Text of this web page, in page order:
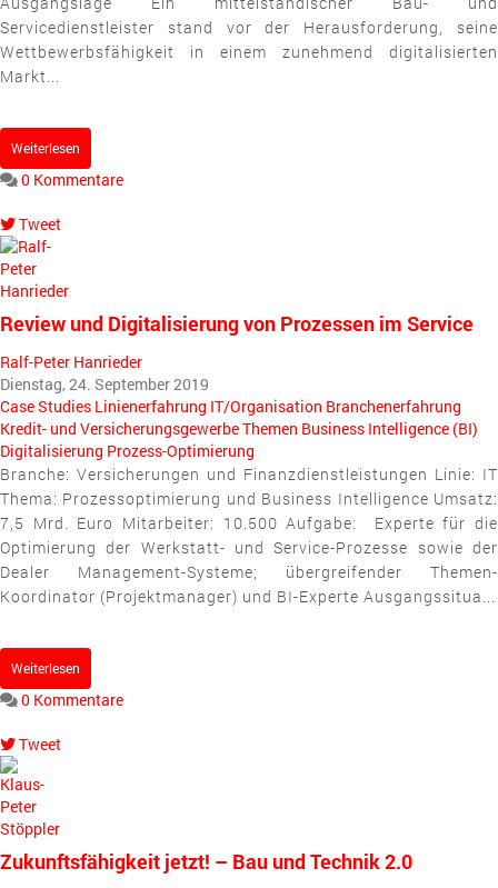
Servicedienstleister stand vor der Herausforderung, seine
Wettbewerbsfähigkeit in einem zunehmend digitalisierten
Markt...
Weiterlesen
0 Kommentare
Tweet
pinterest
Review und Digitalisierung von Prozessen im Service
Ralf-Peter Hanrieder
Dienstag, 24. September 2019
Case Studies Linienerfahrung IT/Organisation Branchenerfahrung
Kredit- und VersicherungsgewerbeThemen Business Intelligence (BI)
Digitalisierung Prozess-Optimierung
Branche: Versicherungen und Finanzdienstleistungen Linie: IT
Thema: Prozessoptimierung und Business Intelligence Umsatz:
7,5 Mrd. Euro Mitarbeiter: 10.500 Aufgabe: Experte für die
Optimierung der Werkstatt- und Service-Prozesse sowie der
Dealer Management-Systeme; übergreifender Themen-
Koordinator (Projektmanager) und BI-Experte Ausgangssitua...
Weiterlesen
0 Kommentare
Tweet
pinterest
Zukunftsfähigkeit jetzt! – Bau und Technik 2.0